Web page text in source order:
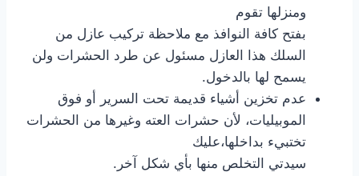
ومنزلها تقوم
بفتح كافة النوافذ مع ملاحظة تركيب عازل من
السلك هذا العازل مسئول عن طرد الحشرات ولن
يسمح لها بالدخول.
عدم تخزين أشياء قديمة تحت السرير أو فوق
الموبيليات، لأن حشرات العته وغيرها من الحشرات
تختبيء بداخلها،عليك
سيدتي التخلص منها بأي شكل آخر.